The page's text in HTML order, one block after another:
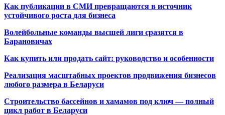
Как публикации в СМИ превращаются в источник
устойчивого роста для бизнеса
Волейбольные команды высшей лиги сразятся в
Барановичах
Как купить или продать сайт: руководство и особенности
Реализация масштабных проектов продвижения бизнесов
любого размера в Беларуси
Строительство бассейнов и хамамов под ключ — полный
цикл работ в Беларуси